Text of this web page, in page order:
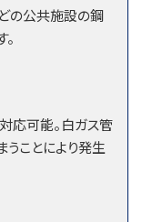
の公共施設の鋼
応可能。白ガス管
ことにより発生